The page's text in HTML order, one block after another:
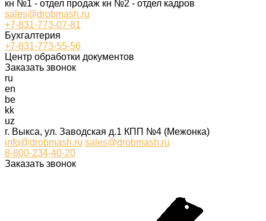
кн №1 - отдел продаж кн №2 - отдел кадров
sales@drobmash.ru
+7-831-773-07-81
Бухгалтерия
+7-831-773-55-56
Центр обработки документов
Заказать звонок
ru
en
be
kk
uz
г. Выкса, ул. Заводская д.1 КПП №4 (Межонка)
info@drobmash.ru sales@drobmash.ru
8-800-234-40-20
Заказать звонок